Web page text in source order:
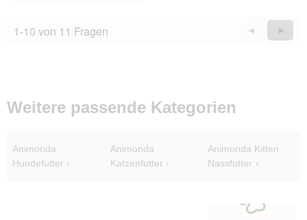
1-10 von 11 Fragen
Zurück
Questions
◄
Weiter
►
Weitere passende Kategorien
Animonda
Hundefutter
Animonda
Katzenfutter
Animonda Kitten
Nassfutter